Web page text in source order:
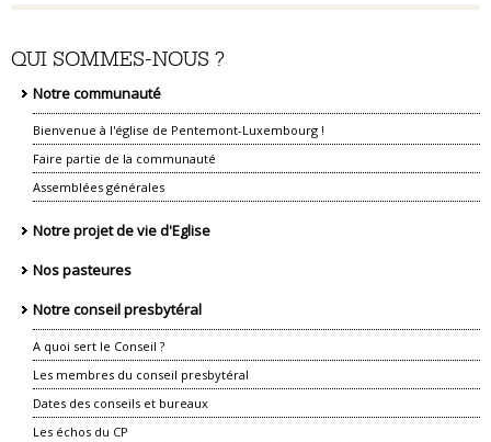
QUI SOMMES-NOUS ?
Notre communauté
Bienvenue à l'église de Pentemont-Luxembourg !
Faire partie de la communauté
Assemblées générales
Notre projet de vie d'Eglise
Nos pasteures
Notre conseil presbytéral
A quoi sert le Conseil ?
Les membres du conseil presbytéral
Dates des conseils et bureaux
Les échos du CP